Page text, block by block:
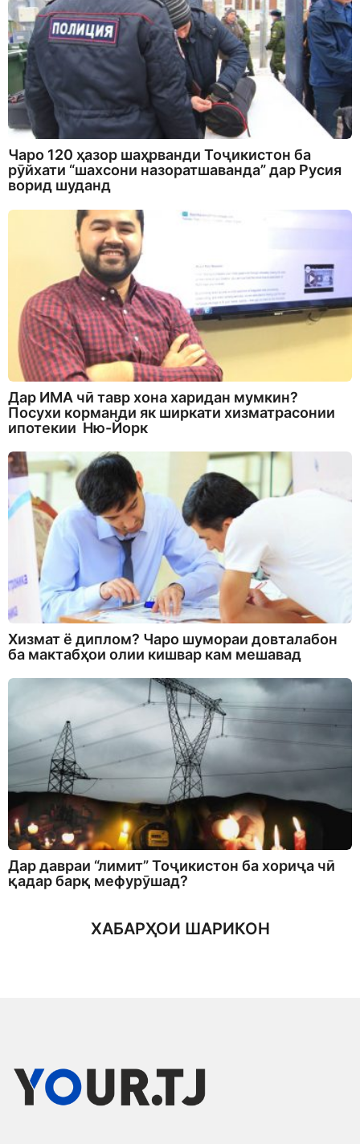
Чаро 120 ҳазор шаҳрванди Тоҷикистон ба
рӯйхати “шахсони назоратшаванда” дар Русия
ворид шуданд
Дар ИМА чӣ тавр хона харидан мумкин?
Посухи корманди як ширкати хизматрасонии
ипотекии Ню-Йорк
Хизмат ё диплом? Чаро шумораи довталабон
ба мактабҳои олии кишвар кам мешавад
Дар давраи “лимит” Тоҷикистон ба хориҷа чӣ
қадар барқ мефурӯшад?
ХАБАРҲОИ ШАРИКОН